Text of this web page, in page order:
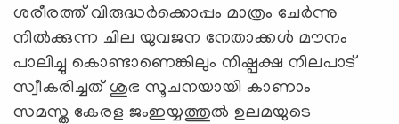
ശരീരത്ത്‌ വിരുദ്ധർക്കൊപ്പം മാത്രം ചേർന്നു
നിൽക്കുന്ന ചില യുവജന നേതാക്കൾ മൗനം
പാലിച്ചു കൊണ്ടാണെങ്കിലും നിഷ്പക്ഷ നിലപാട്
സ്വീകരിച്ചത് ശുഭ സൂചനയായി കാണാം
സമസ്ത കേരള ജംഇയ്യത്തുൽ ഉലമയുടെ